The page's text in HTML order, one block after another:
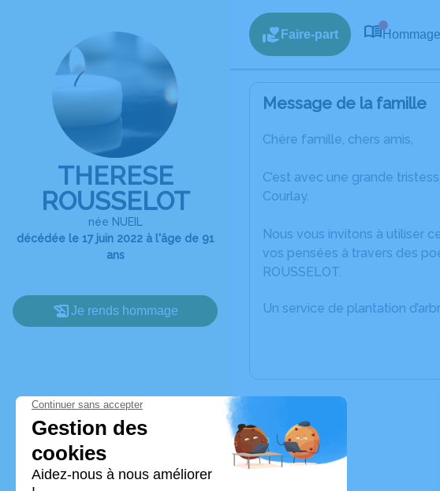
THERESE
ROUSSELOT
née NUEIL
décédée le 17 juin 2022 à l'âge de 91
ans
Je rends hommage
Faire-part
Message de la famille
Chère famille, chers amis,
C’est avec une grande
Courlay.
Nous vous invitons à utiliser
vos pensées à travers des
ROUSSELOT.
Un service de plantation